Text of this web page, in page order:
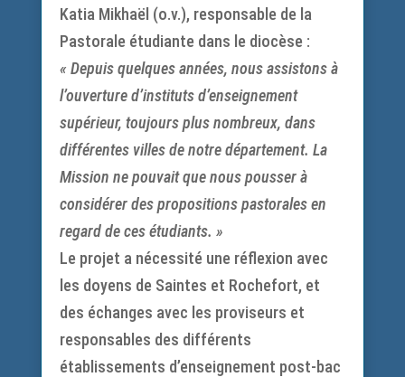
Katia Mikhaël (o.v.), responsable de la
Pastorale étudiante dans le diocèse :
« Depuis quelques années, nous assistons à
l’ouverture d’instituts d’enseignement
supérieur, toujours plus nombreux, dans
différentes villes de notre département. La
Mission ne pouvait que nous pousser à
considérer des propositions pastorales en
regard de ces étudiants. »
Le projet a nécessité une réflexion avec
les doyens de Saintes et Rochefort, et
des échanges avec les proviseurs et
responsables des différents
établissements d’enseignement post-bac